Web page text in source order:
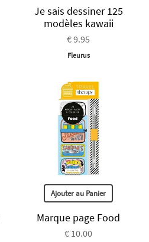
Je sais dessiner 125
modèles kawaii
€ 9.95
Fleurus
Ajouter au Panier
Marque page Food
€ 10.00